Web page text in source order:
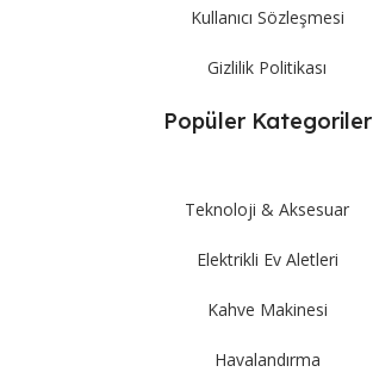
Kullanıcı Sözleşmesi
Gizlilik Politikası
Popüler Kategoriler
Teknoloji & Aksesuar
Elektrikli Ev Aletleri
Kahve Makinesi
Havalandırma